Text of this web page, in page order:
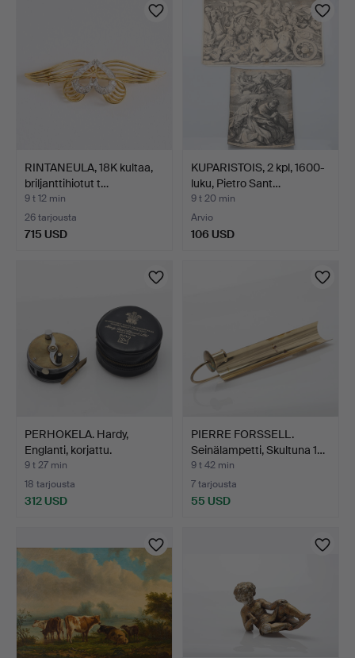
RINTANEULA, 18K kultaa,
briljanttihiotut t…
9 t 12 min
26 tarjousta
715 USD
KUPARISTOIS, 2 kpl, 1600-
luku, Pietro Sant…
9 t 20 min
Arvio
106 USD
PERHOKELA. Hardy,
Englanti, korjattu.
9 t 27 min
18 tarjousta
312 USD
PIERRE FORSSELL.
Seinälampetti, Skultuna 1…
9 t 42 min
7 tarjousta
55 USD